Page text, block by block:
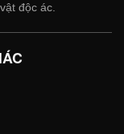
độc ác.